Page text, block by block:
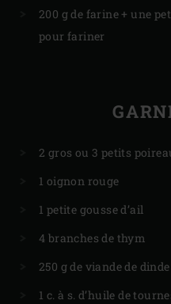
200 g de farine + une
pour fariner
2 gros ou 3 petits
1 oignon rouge
1 petite gousse d’ail
4 branches de thym
250 g de viande de
1 c. à s. d’huile de